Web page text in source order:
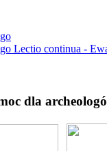
Lectio continua -
dla